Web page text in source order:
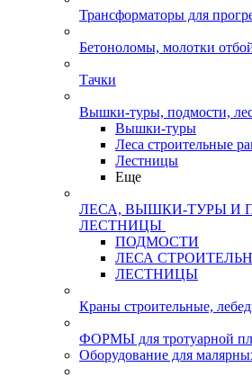
Трансформаторы для
Бетоноломы, молотки
Тачки
Вышки-туры, подмости,
Вышки-туры
Леса строительные
Лестницы
Еще
ЛЕСА, ВЫШКИ-ТУРЫ И
ЛЕСТНИЦЫ
ПОДМОСТИ
ЛЕСА
ЛЕСТНИЦЫ
Краны строительные,
ФОРМЫ для тротуарной
Оборудование для